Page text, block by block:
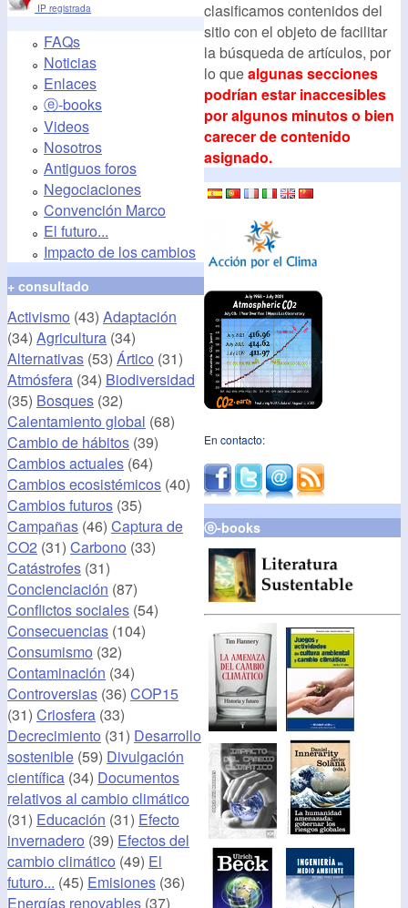
IP registrada
FAQs
Noticias
Enlaces
ⓔ-books
Videos
Nosotros
Antiguos foros
Negociaciones
Convención Marco
El futuro...
Impacto de los cambios
+ consultado
Activismo (43) Adaptación
(34) Agricultura (34)
Alternativas (53) Ártico (31)
Atmósfera (34) Biodiversidad
(35) Bosques (32)
Calentamiento global (68)
Cambio de hábitos (39)
Cambios actuales (64)
Cambios ecosistémicos (40)
Cambios futuros (35)
Campañas (46) Captura de
CO2 (31) Carbono (33)
Catástrofes (31)
Concienciación (87)
Conflictos sociales (54)
Consecuencias (104)
Consumismo (32)
Contaminación (34)
Controversias (36) COP15
(31) Criosfera (33)
Decrecimiento (31) Desarrollo
sostenible (59) Divulgación
científica (34) Documentos
relativos al cambio climático
(31) Educación (31) Efecto
invernadero (39) Efectos del
cambio climático (49) El
futuro... (45) Emisiones (36)
Energías renovables (37)
clasificamos contenidos del
sitio con el objeto de facilitar
la búsqueda de artículos, por
lo quealgunas secciones
podrían estar inaccesibles
por algunos minutos o bien
carecer de contenido
asignado.
En contacto:
ⓔ-books